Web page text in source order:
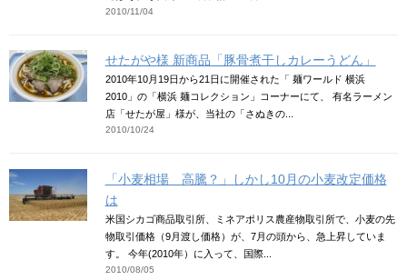
2010/11/04
せたがや様 新商品「豚骨煮干しカレーうどん」
2010年10月19日から21日に開催された「 麺ワールド 横浜
2010」の「横浜 麺コレクション」コーナーにて、 有名ラーメン
店「せたが屋」様が、当社の「さぬきの...
2010/10/24
「小麦相場 高騰？」しかし10月の小麦改定価格
は
米国シカゴ商品取引所、ミネアポリス農産物取引所で、小麦の先
物取引価格（9月渡し価格）が、7月の頭から、急上昇していま
す。 今年(2010年）に入って、国際...
2010/08/05